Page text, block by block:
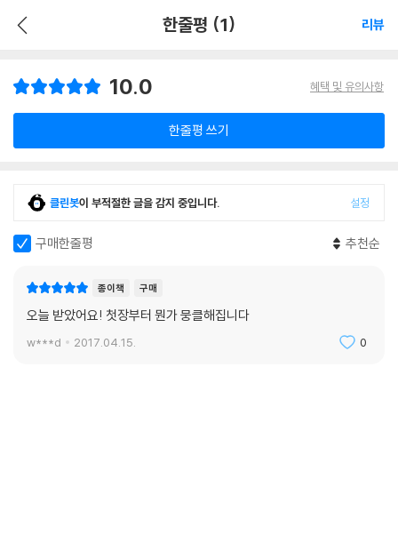
한줄평 (1) 리뷰
10.0 혜택 및 유의사항
한줄평 쓰기
클린봇이 부적절한 글을 감지 중입니다. 설정
구매한줄평 추천순
종이책 구매
오늘 받았어요! 첫장부터 뭔가 뭉클해집니다
w***d 2017.04.15. 0